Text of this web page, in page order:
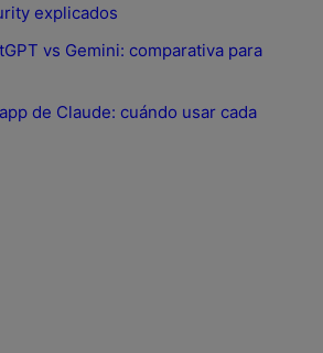
explicados
vs Gemini: comparativa para
de Claude: cuándo usar cada